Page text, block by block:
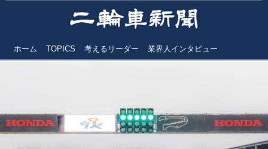
ホーム TOPICS 考えるリーダー 業界人インタビュー